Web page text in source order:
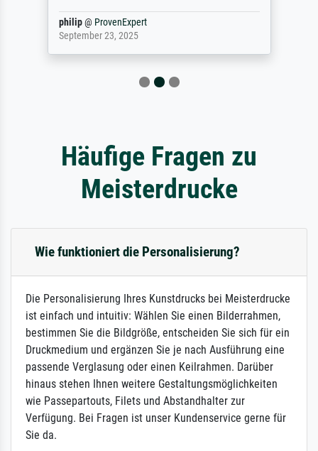
philip@ ProvenExpert
September 23, 2025
Häufige Fragen zu
Meisterdrucke
Wie funktioniert die Personalisierung?
Die Personalisierung Ihres Kunstdrucks bei Meisterdrucke
ist einfach und intuitiv: Wählen Sie einen Bilderrahmen,
bestimmen Sie die Bildgröße, entscheiden Sie sich für ein
Druckmedium und ergänzen Sie je nach Ausführung eine
passende Verglasung oder einen Keilrahmen. Darüber
hinaus stehen Ihnen weitere Gestaltungsmöglichkeiten
wie Passepartouts, Filets und Abstandhalter zur
Verfügung. Bei Fragen ist unser Kundenservice gerne für
Sie da.